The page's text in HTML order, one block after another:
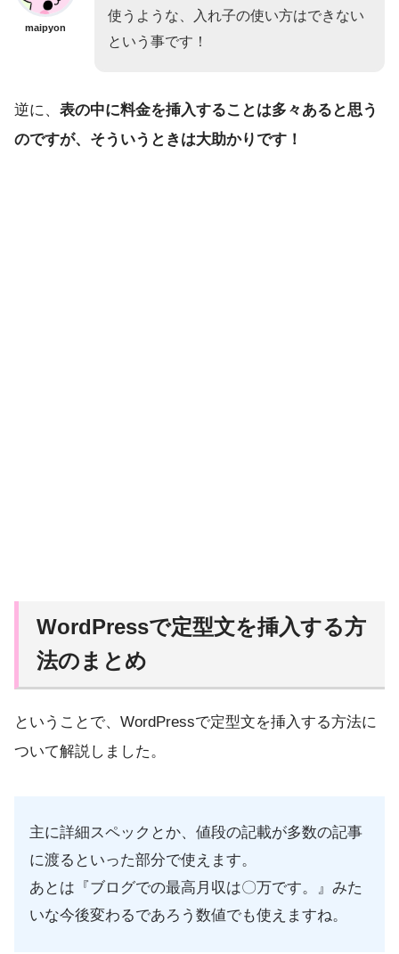
maipyon
使うような、入れ子の使い方はできない
という事です！
逆に、 表の中に料金を挿入することは多々あると思う
のですが、そういうときは大助かりです！
WordPressで定型文を挿入する方
法のまとめ
ということで、WordPressで定型文を挿入する方法に
ついて解説しました。
主に詳細スペックとか、値段の記載が多数の記事
に渡るといった部分で使えます。
あとは『ブログでの最高月収は〇万です。』みた
いな今後変わるであろう数値でも使えますね。